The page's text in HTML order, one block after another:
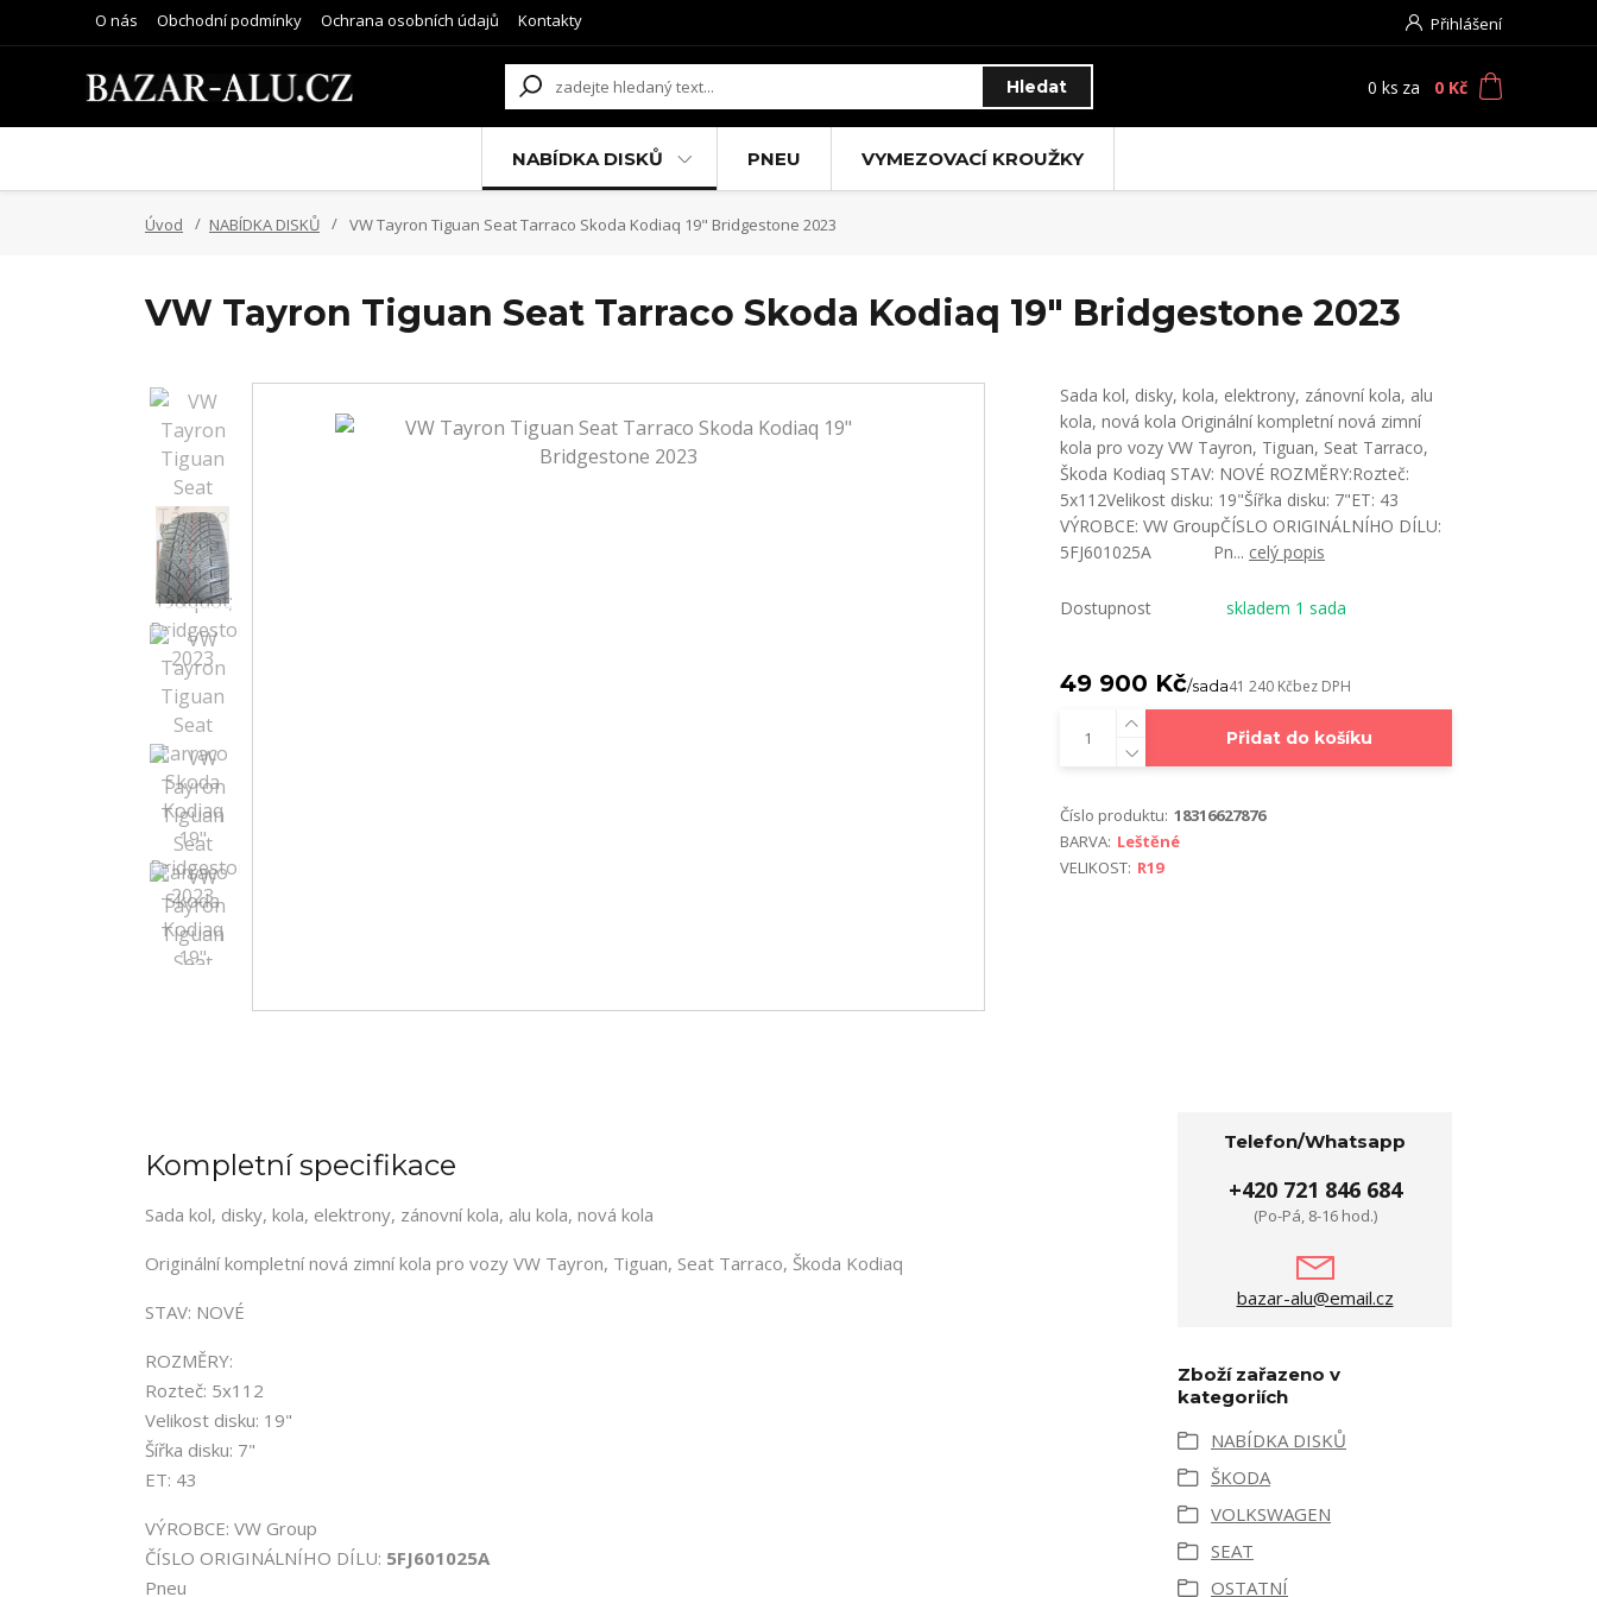
O nás Obchodní podmínky Ochrana osobních údajů Kontakty Přihlášení
Hledat 0 ks za 0 Kč
NABÍDKA DISKŮ PNEU VYMEZOVACÍ KROUŽKY
Úvod NABÍDKA DISKŮ VW Tayron Tiguan Seat Tarraco Skoda Kodiaq 19" Bridgestone 2023
VW Tayron Tiguan Seat Tarraco Skoda Kodiaq 19" Bridgestone 2023
Sada kol, disky, kola, elektrony, zánovní kola, alu
kola, nová kola Originální kompletní nová zimní
kola pro vozy VW Tayron, Tiguan, Seat Tarraco,
Škoda Kodiaq STAV: NOVÉ ROZMĚRY:Rozteč:
5x112Velikost disku: 19"Šířka disku: 7"ET: 43
VÝROBCE: VW GroupČÍSLO ORIGINÁLNÍHO DÍLU:
5FJ601025A Pn... celý popis
Dostupnost skladem 1 sada
49 900 Kč/sada41 240 Kčbez DPH
Přidat do košíku
Číslo produktu: 18316627876
BARVA: Leštěné
VELIKOST: R19
Kompletní specifikace
Sada kol, disky, kola, elektrony, zánovní kola, alu kola, nová kola
Originální kompletní nová zimní kola pro vozy VW Tayron, Tiguan, Seat Tarraco, Škoda Kodiaq
STAV: NOVÉ
ROZMĚRY:
Rozteč: 5x112
Velikost disku: 19"
Šířka disku: 7"
ET: 43
VÝROBCE: VW Group
ČÍSLO ORIGINÁLNÍHO DÍLU: 5FJ601025A
Pneu
Telefon/Whatsapp
+420 721 846 684
(Po-Pá, 8-16 hod.)
bazar-alu@email.cz
Zboží zařazeno v
kategoriích
NABÍDKA DISKŮ
ŠKODA
VOLKSWAGEN
SEAT
OSTATNÍ